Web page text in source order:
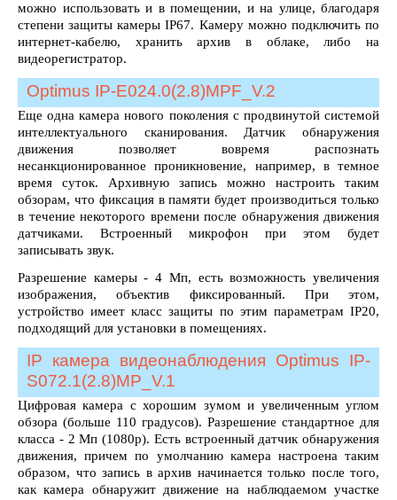
можно использовать и в помещении, и на улице, благодаря
степени защиты камеры IP67. Камеру можно подключить по
интернет-кабелю, хранить архив в облаке, либо на
видеорегистратор.
Optimus IP-E024.0(2.8)MPF_V.2
Еще одна камера нового поколения с продвинутой системой
интеллектуального сканирования. Датчик обнаружения
движения позволяет вовремя распознать
несанкционированное проникновение, например, в темное
время суток. Архивную запись можно настроить таким
обзорам, что фиксация в памяти будет производиться только
в течение некоторого времени после обнаружения движения
датчиками. Встроенный микрофон при этом будет
записывать звук.
Разрешение камеры - 4 Мп, есть возможность увеличения
изображения, объектив фиксированный. При этом,
устройство имеет класс защиты по этим параметрам IP20,
подходящий для установки в помещениях.
IP камера видеонаблюдения Optimus IP-
S072.1(2.8)MP_V.1
Цифровая камера с хорошим зумом и увеличенным углом
обзора (больше 110 градусов). Разрешение стандартное для
класса - 2 Мп (1080p). Есть встроенный датчик обнаружения
движения, причем по умолчанию камера настроена таким
образом, что запись в архив начинается только после того,
как камера обнаружит движение на наблюдаемом участке